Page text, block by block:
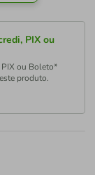
PIX ou
PIX ou Boleto*
produto.